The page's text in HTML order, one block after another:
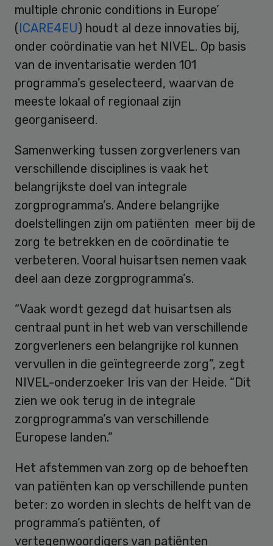
multiple chronic conditions in Europe’
(ICARE4EU) houdt al deze innovaties bij,
onder coördinatie van het NIVEL. Op basis
van de inventarisatie werden 101
programma’s geselecteerd, waarvan de
meeste lokaal of regionaal zijn
georganiseerd.
Samenwerking tussen zorgverleners van
verschillende disciplines is vaak het
belangrijkste doel van integrale
zorgprogramma’s. Andere belangrijke
doelstellingen zijn om patiënten meer bij de
zorg te betrekken en de coördinatie te
verbeteren. Vooral huisartsen nemen vaak
deel aan deze zorgprogramma’s.
“Vaak wordt gezegd dat huisartsen als
centraal punt in het web van verschillende
zorgverleners een belangrijke rol kunnen
vervullen in die geïntegreerde zorg”, zegt
NIVEL-onderzoeker Iris van der Heide. “Dit
zien we ook terug in de integrale
zorgprogramma’s van verschillende
Europese landen.”
Het afstemmen van zorg op de behoeften
van patiënten kan op verschillende punten
beter: zo worden in slechts de helft van de
programma’s patiënten, of
vertegenwoordigers van patiënten